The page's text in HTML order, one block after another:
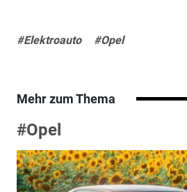
#Elektroauto #Opel
Mehr zum Thema
#Opel